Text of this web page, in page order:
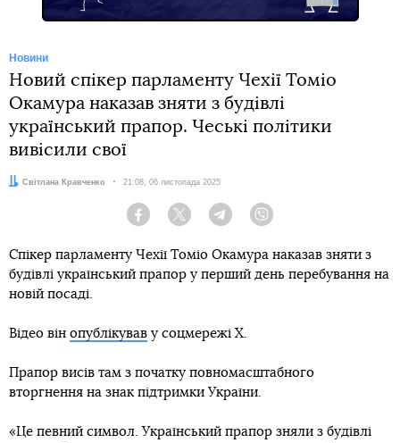
Новини
Новий спікер парламенту Чехії Томіо
Окамура наказав зняти з будівлі
український прапор. Чеські політики
вивісили свої
Автор:
Світлана Кравченко Дата:
21:08, 06 листопада 2025
Facebook Twitter Telegram
Спікер парламенту Чехії Томіо Окамура наказав зняти з
будівлі український прапор у перший день перебування на
новій посаді.
Відео він опублікував у соцмережі Х.
Прапор висів там з початку повномасштабного
вторгнення на знак підтримки України.
«Це певний символ. Український прапор зняли з будівлі